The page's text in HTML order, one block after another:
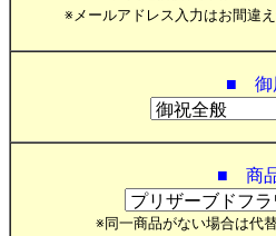
※メールアドレス入力はお間違
■ 御
■ 商
※同一商品がない場合は代